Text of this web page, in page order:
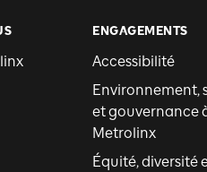
ENGAGEMENTS
Accessibilité
Environnement,
et gouvernance
Metrolinx
Équité, diversité